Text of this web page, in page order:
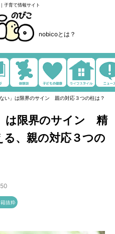
子育て情報サイト
nobicoとは？
ない」は限界のサイン 親の対応３つの柱は？
は限界のサイン 精
、親の対応３つの
抜粋